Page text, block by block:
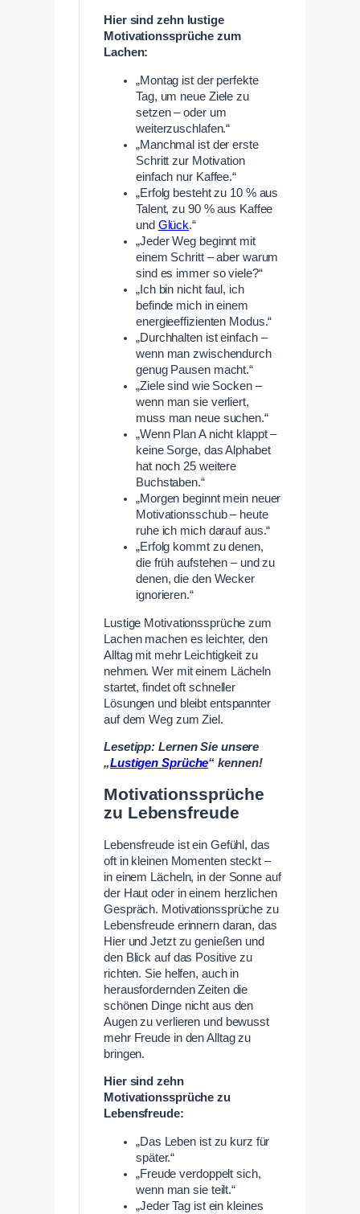
Hier sind zehn lustige
Motivationssprüche zum
Lachen:
„Montag ist der perfekte
Tag, um neue Ziele zu
setzen – oder um
weiterzuschlafen.“
„Manchmal ist der erste
Schritt zur Motivation
einfach nur Kaffee.“
„Erfolg besteht zu 10 % aus
Talent, zu 90 % aus Kaffee
und Glück.“
„Jeder Weg beginnt mit
einem Schritt – aber warum
sind es immer so viele?“
„Ich bin nicht faul, ich
befinde mich in einem
energieeffizienten Modus.“
„Durchhalten ist einfach –
wenn man zwischendurch
genug Pausen macht.“
„Ziele sind wie Socken –
wenn man sie verliert,
muss man neue suchen.“
„Wenn Plan A nicht klappt –
keine Sorge, das Alphabet
hat noch 25 weitere
Buchstaben.“
„Morgen beginnt mein neuer
Motivationsschub – heute
ruhe ich mich darauf aus.“
„Erfolg kommt zu denen,
die früh aufstehen – und zu
denen, die den Wecker
ignorieren.“
Lustige Motivationssprüche zum
Lachen machen es leichter, den
Alltag mit mehr Leichtigkeit zu
nehmen. Wer mit einem Lächeln
startet, findet oft schneller
Lösungen und bleibt entspannter
auf dem Weg zum Ziel.
Lesetipp: Lernen Sie unsere
„Lustigen Sprüche“ kennen!
Motivationssprüche
zu Lebensfreude
Lebensfreude ist ein Gefühl, das
oft in kleinen Momenten steckt –
in einem Lächeln, in der Sonne auf
der Haut oder in einem herzlichen
Gespräch. Motivationssprüche zu
Lebensfreude erinnern daran, das
Hier und Jetzt zu genießen und
den Blick auf das Positive zu
richten. Sie helfen, auch in
herausfordernden Zeiten die
schönen Dinge nicht aus den
Augen zu verlieren und bewusst
mehr Freude in den Alltag zu
bringen.
Hier sind zehn
Motivationssprüche zu
Lebensfreude:
„Das Leben ist zu kurz für
später.“
„Freude verdoppelt sich,
wenn man sie teilt.“
„Jeder Tag ist ein kleines